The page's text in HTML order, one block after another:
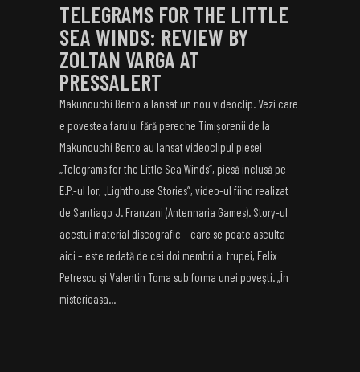
TELEGRAMS FOR THE LITTLE
SEA WINDS: REVIEW BY
ZOLTAN VARGA AT
PRESSALERT
Makunouchi Bento a lansat un nou videoclip. Vezi care
e povestea farului fără pereche Timişorenii de la
Makunouchi Bento au lansat videoclipul piesei
„Telegrams for the Little Sea Winds“, piesă inclusă pe
E.P.-ul lor, „Lighthouse Stories”, video-ul fiind realizat
de Santiago J. Franzani (Antennaria Games). Story-ul
acestui material discografic – care se poate asculta
aici – este redată de cei doi membri ai trupei, Felix
Petrescu şi Valentin Toma sub forma unei poveşti. „În
misterioasa...